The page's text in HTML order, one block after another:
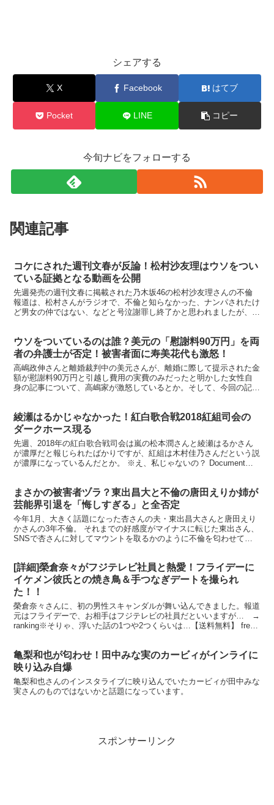
シェアする
X Facebook はてブ
Pocket LINE コピー
今旬ナビをフォローする
関連記事
コケにされた週刊文春が反論！松村沙友理はウソをつい
ている証拠となる動画を公開
先週発売の週刊文春に掲載された乃木坂46の松村沙友理さんの不倫
報道は、松村さんがラジオで、不倫と知らなかった、ナンパされたけ
ど男女の仲ではない、などと号泣謝罪し終了かと思われましたが、今
ウソをついているのは誰？美元の「慰謝料90万円」を両
者の弁護士が否定！被害者面に寿美花代も激怒！
高嶋政伸さんと離婚裁判中の美元さんが、離婚に際して提示された金
額が慰謝料90万円と引越し費用の実費のみだったと明かした女性自
身の記事について、高嶋家が激怒しているとか。そして、今回の記事
綾瀬はるかじゃなかった！紅白歌合戦2018紅組司会の
ダークホース現る
先週、2018年の紅白歌合戦司会は嵐の松本潤さんと綾瀬はるかさん
が濃厚だと報じられたばかりですが、紅組は木村佳乃さんだという説
が濃厚になっているんだとか。 ※え、私じゃないの？ Document
まさかの被害者ヅラ？東出昌大と不倫の唐田えりか姉が
芸能界引退を「悔しすぎる」と全否定
今年1月、大きく話題になった杏さんの夫・東出昌大さんと唐田えり
かさんの3年不倫。 それまでの好感度がマイナスに転じた東出さん、
SNSで杏さんに対してマウントを取るかのように不倫を匂わせてい
[詳細]榮倉奈々がフジテレビ社員と熱愛！フライデーに
イケメン彼氏との焼き鳥＆手つなぎデートを撮られ
た！！
榮倉奈々さんに、初の男性スキャンダルが舞い込んできました。報道
元はフライデーで、お相手はフジテレビの社員だといいますが… →
ranking※そりゃ、浮いた話の1つや2つくらいは…【送料無料】 free
亀梨和也が匂わせ！田中みな実のカービィがインライに
映り込み自爆
亀梨和也さんのインスタライブに映り込んでいたカービィが田中みな
実さんのものではないかと話題になっています。
スポンサーリンク